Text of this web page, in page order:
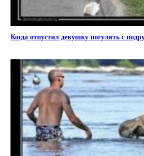
Когда отпустил девушку погулять с